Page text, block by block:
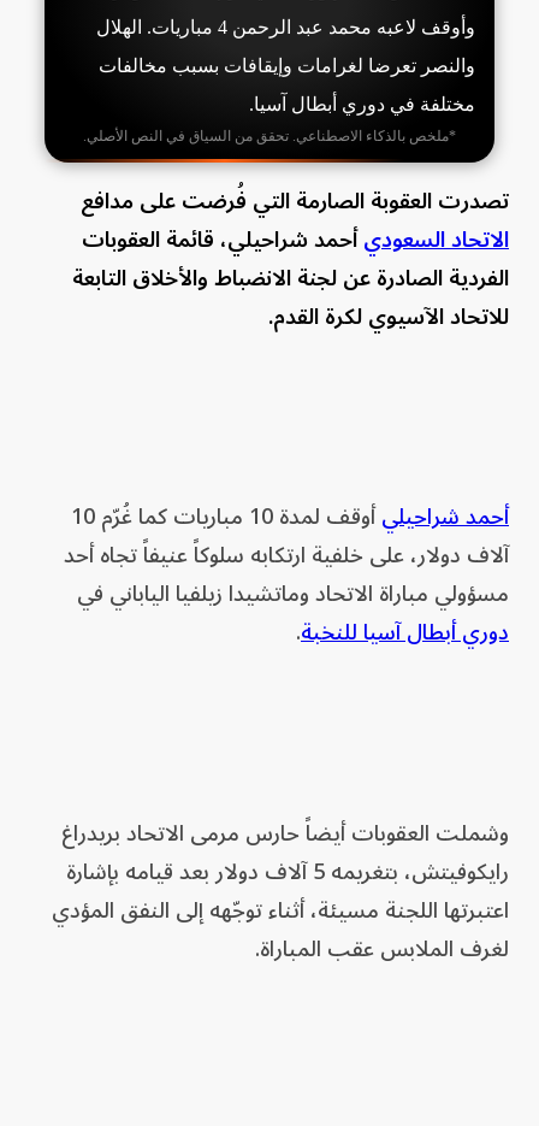
وأوقف لاعبه محمد عبد الرحمن 4 مباريات. الهلال
والنصر تعرضا لغرامات وإيقافات بسبب مخالفات
مختلفة في دوري أبطال آسيا.
*ملخص بالذكاء الاصطناعي. تحقق من السياق في النص الأصلي.
تصدرت العقوبة الصارمة التي فُرضت على مدافع
الاتحاد السعوديأحمد شراحيلي، قائمة العقوبات
الفردية الصادرة عن لجنة الانضباط والأخلاق التابعة
للاتحاد الآسيوي لكرة القدم.
أحمد شراحيلي
أوقف لمدة 10 مباريات كما غُرّم 10
آلاف دولار، على خلفية ارتكابه سلوكاً عنيفاً تجاه أحد
مسؤولي مباراة الاتحاد وماتشيدا زيلفيا الياباني في
دوري أبطال آسيا للنخبة.
وشملت العقوبات أيضاً حارس مرمى الاتحاد بريدراغ
رايكوفيتش، بتغريمه 5 آلاف دولار بعد قيامه بإشارة
اعتبرتها اللجنة مسيئة، أثناء توجّهه إلى النفق المؤدي
لغرف الملابس عقب المباراة.